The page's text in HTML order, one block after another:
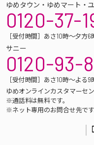
ゆめタウン・ゆめマート・
0120-37-
［受付時間］あさ10時～夕方6
サニー
0120-93-
［受付時間］あさ10時～よる9
ゆめオンラインカスタマーセ
※通話料は無料です。
※ネット専用のお問合せ先で